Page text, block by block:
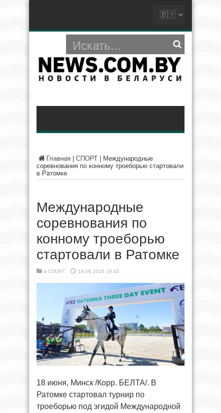
Главная СПОРТ
Международные
соревнования по конному троеборью стартовали
в Ратомке
Международные
соревнования по
конному троеборью
стартовали в Ратомке
в СПОРТ 18.06.2026 19:45
18 июня, Минск /Корр. БЕЛТА/. В
Ратомке стартовал турнир по
троеборью под эгидой Международной